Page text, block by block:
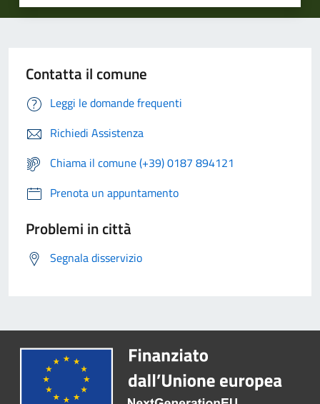
Contatta il comune
Leggi le domande frequenti
Richiedi Assistenza
Chiama il comune (+39) 0187 894121
Prenota un appuntamento
Problemi in città
Segnala disservizio